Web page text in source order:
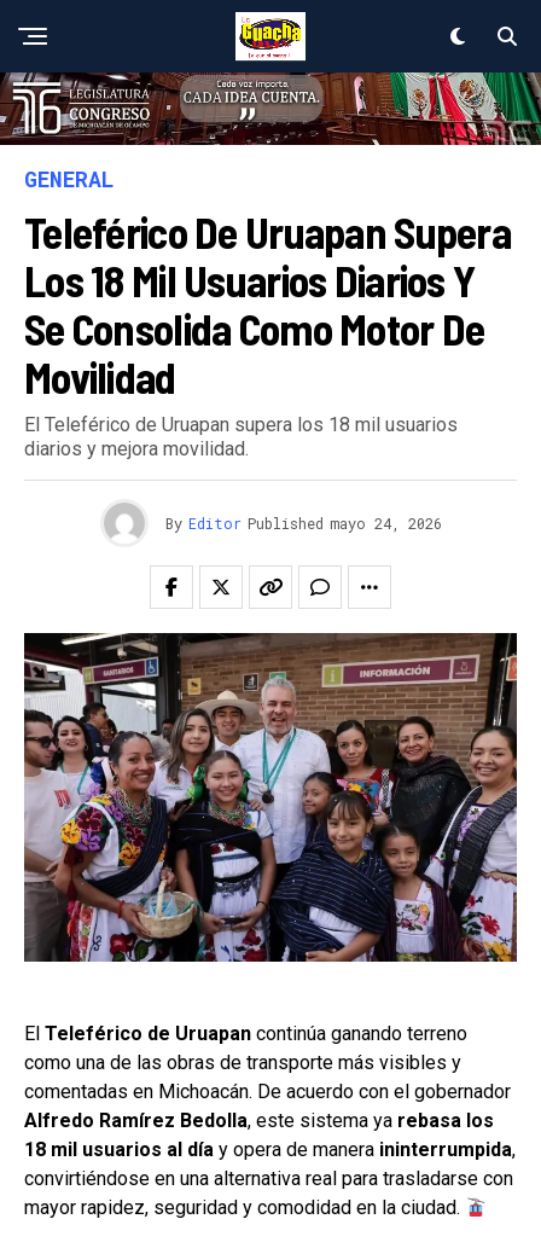
GENERAL
Teleférico De Uruapan Supera
Los 18 Mil Usuarios Diarios Y
Se Consolida Como Motor De
Movilidad
El Teleférico de Uruapan supera los 18 mil usuarios
diarios y mejora movilidad.
By Editor Published mayo 24, 2026
El Teleférico de Uruapan continúa ganando terreno
como una de las obras de transporte más visibles y
comentadas en Michoacán. De acuerdo con el gobernador
Alfredo Ramírez Bedolla, este sistema ya rebasa los
18 mil usuarios al día y opera de manera ininterrumpida,
convirtiéndose en una alternativa real para trasladarse con
mayor rapidez, seguridad y comodidad en la ciudad.